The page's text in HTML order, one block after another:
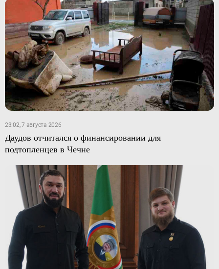
23:02, 7 августа 2026
Даудов отчитался о финансировании для
подтопленцев в Чечне